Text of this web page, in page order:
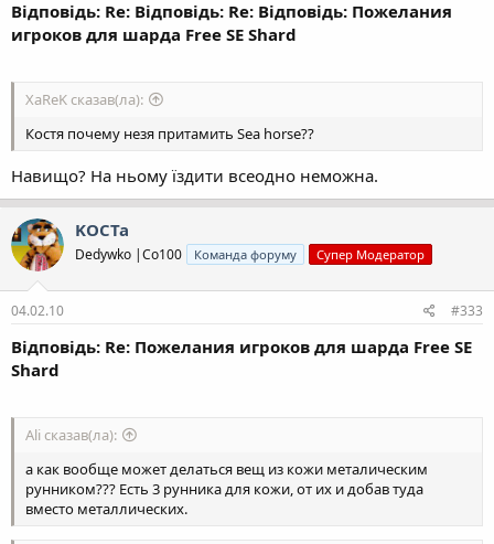
Відповідь: Re: Відповідь: Re: Відповідь: Пожелания
игроков для шарда Free SE Shard
XaReK сказав(ла):
Костя почему незя притамить Sea horse??
Навищо? На ньому їздити всеодно неможна.
KOCTa
Dedywkо |Co100 Команда форуму Супер Модератор
04.02.10 #333
Відповідь: Re: Пожелания игроков для шарда Free SE
Shard
Ali сказав(ла):
а как вообще может делаться вещ из кожи металическим
рунником??? Есть 3 рунника для кожи, от их и добав туда
вместо металлических.